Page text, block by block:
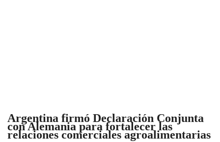
Argentina firmó Declaración Conjunta
con Alemania para fortalecer las
relaciones comerciales agroalimentarias